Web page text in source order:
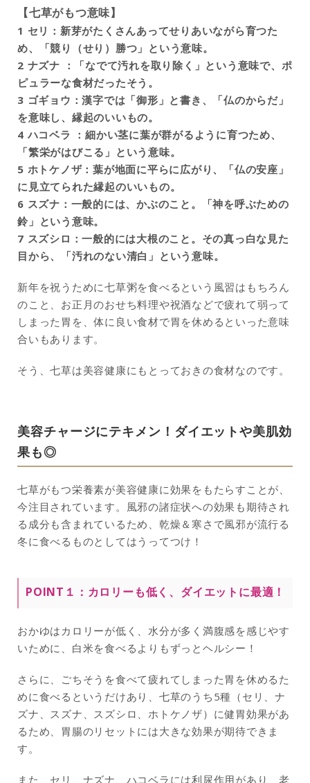
【七草がもつ意味】
1 セリ：新芽がたくさんあってせりあいながら育つた
め、「競り（せり）勝つ」という意味。
2 ナズナ ：「なでて汚れを取り除く」という意味で、ポ
ピュラーな食材だったそう。
3 ゴギョウ：漢字では「御形」と書き、「仏のからだ」
を意味し、縁起のいいもの。
4 ハコベラ ：細かい茎に葉が群がるように育つため、
「繁栄がはびこる」という意味。
5 ホトケノザ：葉が地面に平らに広がり、「仏の安座」
に見立てられた縁起のいいもの。
6 スズナ：一般的には、かぶのこと。「神を呼ぶための
鈴」という意味。
7 スズシロ：一般的には大根のこと。その真っ白な見た
目から、「汚れのない清白」という意味。
新年を祝うために七草粥を食べるという風習はもちろん
のこと、お正月のおせち料理や祝酒などで疲れて弱って
しまった胃を、体に良い食材で胃を休めるといった意味
合いもあります。
そう、七草は美容健康にもとっておきの食材なのです。
美容チャージにテキメン！ダイエットや美肌効
果も◎
七草がもつ栄養素が美容健康に効果をもたらすことが、
今注目されています。風邪の諸症状への効果も期待され
る成分も含まれているため、乾燥＆寒さで風邪が流行る
冬に食べるものとしてはうってつけ！
POINT１：カロリーも低く、ダイエットに最適！
おかゆはカロリーが低く、水分が多く満腹感を感じやす
いために、白米を食べるよりもずっとヘルシー！
さらに、ごちそうを食べて疲れてしまった胃を休めるた
めに食べるというだけあり、七草のうち5種（セリ、ナ
ズナ、スズナ、スズシロ、ホトケノザ）に健胃効果があ
るため、胃腸のリセットには大きな効果が期待できま
す。
また、セリ、ナズナ、ハコベラには利尿作用があり、老